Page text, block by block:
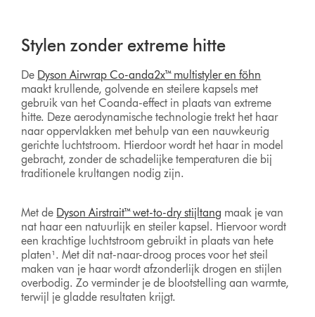
Stylen zonder extreme hitte
De Dyson Airwrap Co-anda2x™ multistyler en föhn
maakt krullende, golvende en steilere kapsels met
gebruik van het Coanda-effect in plaats van extreme
hitte. Deze aerodynamische technologie trekt het haar
naar oppervlakken met behulp van een nauwkeurig
gerichte luchtstroom. Hierdoor wordt het haar in model
gebracht, zonder de schadelijke temperaturen die bij
traditionele krultangen nodig zijn.
Met de Dyson Airstrait™ wet-to-dry stijltang maak je van
nat haar een natuurlijk en steiler kapsel. Hiervoor wordt
een krachtige luchtstroom gebruikt in plaats van hete
platen¹. Met dit nat-naar-droog proces voor het steil
maken van je haar wordt afzonderlijk drogen en stijlen
overbodig. Zo verminder je de blootstelling aan warmte,
terwijl je gladde resultaten krijgt.